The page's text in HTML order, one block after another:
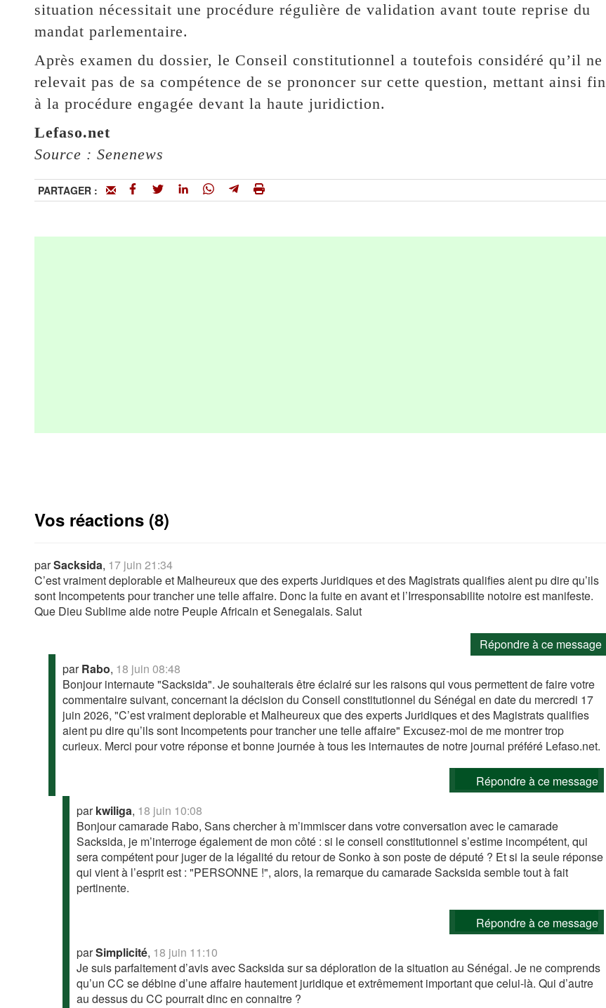
situation nécessitait une procédure régulière de validation avant toute reprise du
mandat parlementaire.
Après examen du dossier, le Conseil constitutionnel a toutefois considéré qu’il ne
relevait pas de sa compétence de se prononcer sur cette question, mettant ainsi fin
à la procédure engagée devant la haute juridiction.
Lefaso.net
Source : Senenews
PARTAGER :
Vos réactions (8)
parSacksida, 17 juin 21:34
C’est vraiment deplorable et Malheureux que des experts Juridiques et des Magistrats qualifies aient pu dire qu’ils
sont Incompetents pour trancher une telle affaire. Donc la fuite en avant et l’Irresponsabilite notoire est manifeste.
Que Dieu Sublime aide notre Peuple Africain et Senegalais. Salut
Répondre à ce message
parRabo, 18 juin 08:48
Bonjour internaute "Sacksida". Je souhaiterais être éclairé sur les raisons qui vous permettent de faire votre
commentaire suivant, concernant la décision du Conseil constitutionnel du Sénégal en date du mercredi 17
juin 2026, "C’est vraiment deplorable et Malheureux que des experts Juridiques et des Magistrats qualifies
aient pu dire qu’ils sont Incompetents pour trancher une telle affaire" Excusez-moi de me montrer trop
curieux. Merci pour votre réponse et bonne journée à tous les internautes de notre journal préféré Lefaso.net.
Répondre à ce message
parkwiliga, 18 juin 10:08
Bonjour camarade Rabo, Sans chercher à m’immiscer dans votre conversation avec le camarade
Sacksida, je m’interroge également de mon côté : si le conseil constitutionnel s’estime incompétent, qui
sera compétent pour juger de la légalité du retour de Sonko à son poste de député ? Et si la seule réponse
qui vient à l’esprit est : "PERSONNE !", alors, la remarque du camarade Sacksida semble tout à fait
pertinente.
Répondre à ce message
parSimplicité, 18 juin 11:10
Je suis parfaitement d’avis avec Sacksida sur sa déploration de la situation au Sénégal. Je ne comprends
qu’un CC se débine d’une affaire hautement juridique et extrêmement important que celui-là. Qui d’autre
au dessus du CC pourrait dinc en connaitre ?